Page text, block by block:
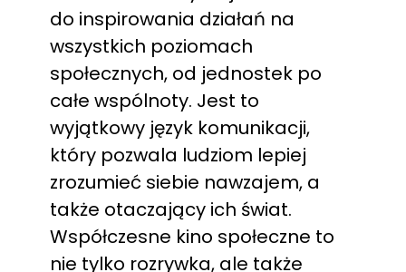
do inspirowania działań na
wszystkich poziomach
społecznych, od jednostek po
całe wspólnoty. Jest to
wyjątkowy język komunikacji,
który pozwala ludziom lepiej
zrozumieć siebie nawzajem, a
także otaczający ich świat.
Współczesne kino społeczne to
nie tylko rozrywka, ale także